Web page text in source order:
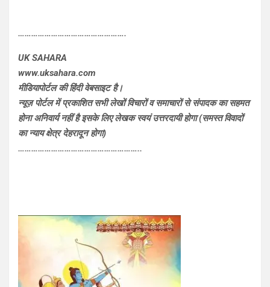
………………………………………….
UK SAHARA
www.uksahara.com
मीडियापोर्टल की हिंदी वेबसाइट है।
न्यूज़ पोर्टल में प्रकाशित सभी लेखों विचारों व समाचारों से संपादक का सहमत
होना अनिवार्य नहीं है इसके लिए लेखक स्वयं उत्तरदायी होगा (समस्त विवादों
का न्याय क्षेत्र देहरादून होगा)
………………………………………………..